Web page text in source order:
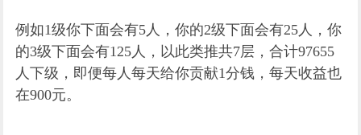
例如1级你下面会有5人，你的2级下面会有25人，你
的3级下面会有125人，以此类推共7层，合计97655
人下级，即便每人每天给你贡献1分钱，每天收益也
在900元。